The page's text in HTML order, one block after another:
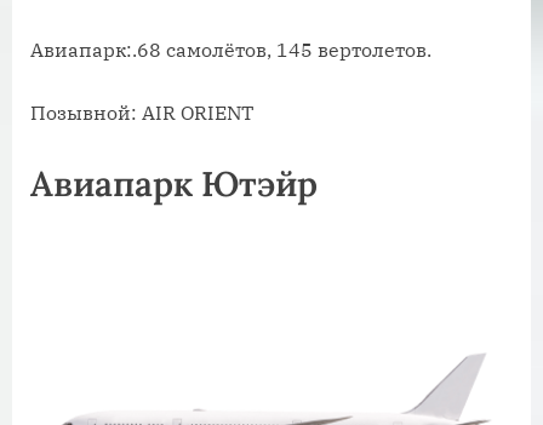
Авиапарк:.68 самолётов, 145 вертолетов.
Позывной: AIR ORIENT
Авиапарк Ютэйр